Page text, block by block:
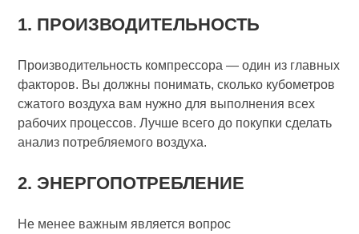
1. ПРОИЗВОДИТЕЛЬНОСТЬ
Производительность компрессора — один из главных
факторов. Вы должны понимать, сколько кубометров
сжатого воздуха вам нужно для выполнения всех
рабочих процессов. Лучше всего до покупки сделать
анализ потребляемого воздуха.
2. ЭНЕРГОПОТРЕБЛЕНИЕ
Не менее важным является вопрос